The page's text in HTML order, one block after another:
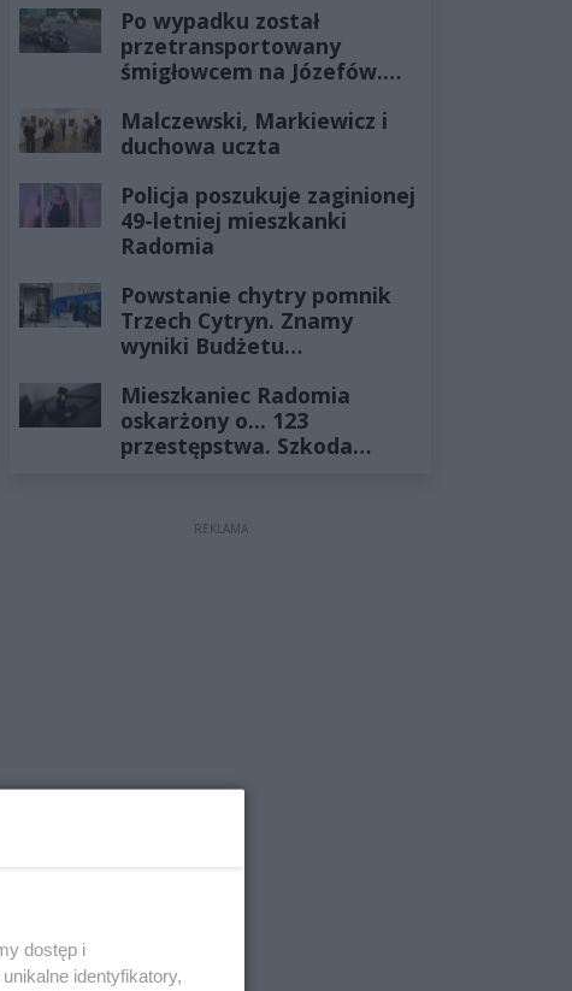
Po wypadku został
przetransportowany
śmigłowcem na Józefów.
żyłach
Malczewski, Markiewicz i
duchowa uczta
Policja poszukuje zaginionej
49-letniej mieszkanki
Radomia
Powstanie chytry pomnik
Trzech Cytryn. Znamy
wyniki Budżetu
Mieszkaniec Radomia
oskarżony o... 123
przestępstwa. Szkoda
REKLAMA
dostęp i
identyfikatory,